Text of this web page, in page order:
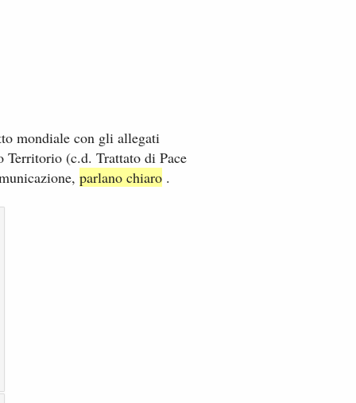
mondiale con gli allegati
Territorio (​c.d. Trattato di Pace
parlano chiaro .​